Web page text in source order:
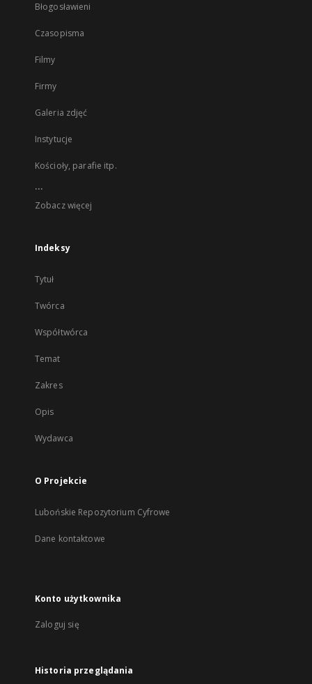
Błogosławieni
Czasopisma
Filmy
Firmy
Galeria zdjęć
Instytucje
Kościoły, parafie itp.
...
Zobacz więcej
Indeksy
Tytuł
Twórca
Współtwórca
Temat
Zakres
Opis
Wydawca
O Projekcie
Lubońskie Repozytorium Cyfrowe
Dane kontaktowe
Konto użytkownika
Zaloguj się
Historia przeglądania